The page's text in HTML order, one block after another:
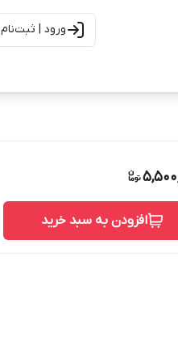
ورود | ثبت‌نام
افزودن به سبد خرید